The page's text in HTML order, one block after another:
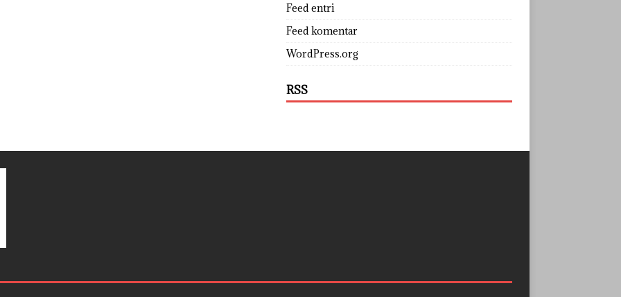
Feed entri
Feed komentar
WordPress.org
RSS